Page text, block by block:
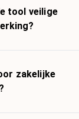
tool veilige
zakelijke